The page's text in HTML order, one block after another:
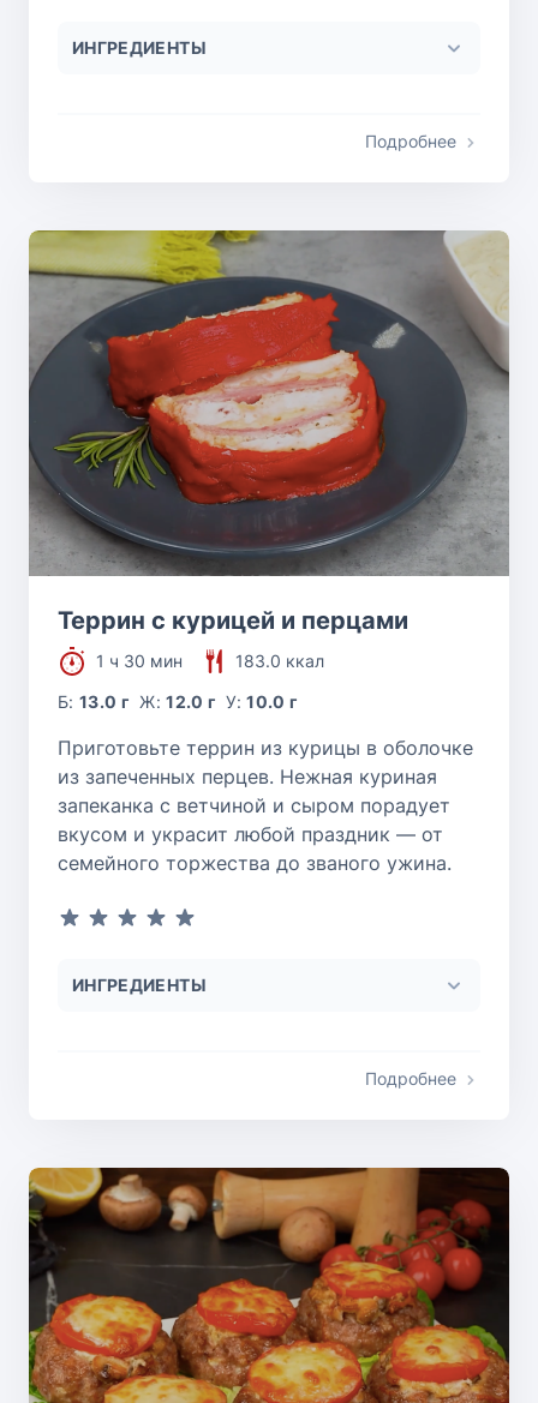
ИНГРЕДИЕНТЫ
Подробнее
Террин с курицей и перцами
1 ч 30 мин
183.0 ккал
Б:13.0 г Ж:12.0 г У:10.0 г
Приготовьте террин из курицы в оболочке
из запеченных перцев. Нежная куриная
запеканка с ветчиной и сыром порадует
вкусом и украсит любой праздник — от
семейного торжества до званого ужина.
ИНГРЕДИЕНТЫ
Подробнее